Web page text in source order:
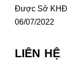
Được Sở
06/07/2022
LIÊN HỆ